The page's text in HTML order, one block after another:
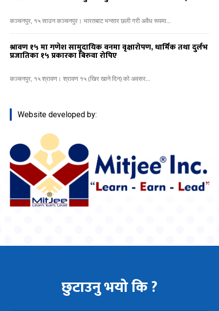
कञ्चनपुर, १५ साउन कञ्चनपुर। भारतबाट भन्सार छली गरी अवैध रूपमा...
श्रावण १५ मा गणेश सामुदायिक वनमा वृक्षारोपण, धार्मिक तथा दुर्लभ
प्रजातिका १५ प्रकारका बिरुवा रोपिए
कञ्चनपुर, १५ श्रावण। श्रावण १५ (खिर खाने दिन) को अवसर...
Website developed by:
छुटाउनु भयो कि ?